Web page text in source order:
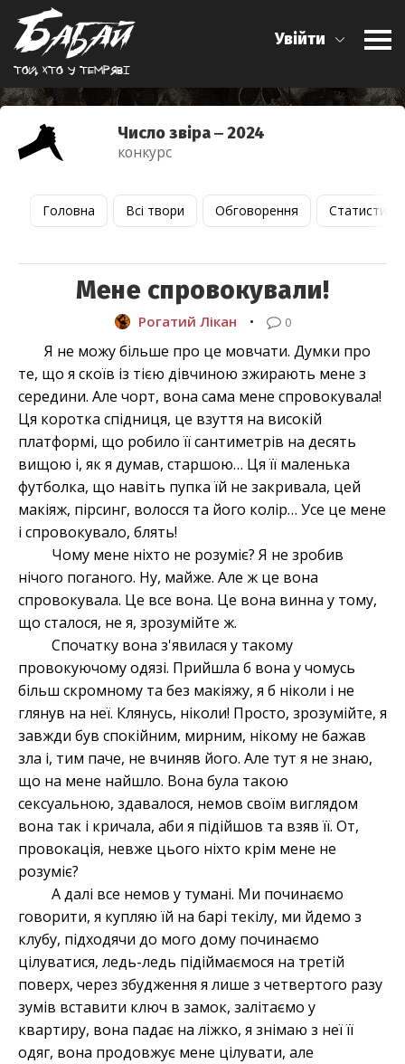
Той, хто у темрявi
Увійти
Число звіра ‒ 2024
конкурс
Головна Всі твори Обговорення Статистика
Мене спровокували!
Рогатий Лікан • 0
Я не можу більше про це мовчати. Думки про
те, що я скоїв із тією дівчиною зжирають мене з
середини. Але чорт, вона сама мене спровокувала!
Ця коротка спідниця, це взуття на високій
платформі, що робило її сантиметрів на десять
вищою і, як я думав, старшою… Ця її маленька
футболка, що навіть пупка їй не закривала, цей
макіяж, пірсинг, волосся та його колір… Усе це мене
і спровокувало, блять!
Чому мене ніхто не розуміє? Я не зробив
нічого поганого. Ну, майже. Але ж це вона
спровокувала. Це все вона. Це вона винна у тому,
що сталося, не я, зрозумійте ж.
Спочатку вона з'явилася у такому
провокуючому одязі. Прийшла б вона у чомусь
більш скромному та без макіяжу, я б ніколи і не
глянув на неї. Клянусь, ніколи! Просто, зрозумійте, я
завжди був спокійним, мирним, нікому не бажав
зла і, тим паче, не вчиняв його. Але тут я не знаю,
що на мене найшло. Вона була такою
сексуальною, здавалося, немов своїм виглядом
вона так і кричала, аби я підійшов та взяв її. От,
провокація, невже цього ніхто крім мене не
розуміє?
А далі все немов у тумані. Ми починаємо
говорити, я купляю їй на барі текілу, ми йдемо з
клубу, підходячи до мого дому починаємо
цілуватися, ледь-ледь підіймаємося на третій
поверх, через збудження я лише з четвертого разу
зумів вставити ключ в замок, залітаємо у
квартиру, вона падає на ліжко, я знімаю з неї її
одяг, вона продовжує мене цілувати, але